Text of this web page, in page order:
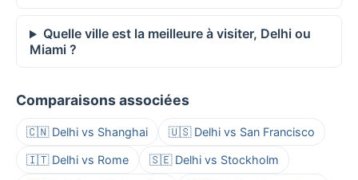
Quelle ville est la meilleure à visiter, Delhi ou
Miami ?
Comparaisons associées
🇨🇳 Delhi vs Shanghai 🇺🇸 Delhi vs San Francisco
🇮🇹 Delhi vs Rome 🇸🇪 Delhi vs Stockholm